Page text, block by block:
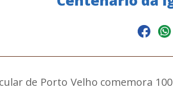
de Porto Velho comemora